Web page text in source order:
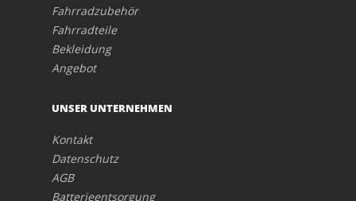
Fahrradzubehör
Fahrradteile
Bekleidung
Angebot
UNSER UNTERNEHMEN
Kontakt
Datenschutz
AGB
Batterieentsorgung